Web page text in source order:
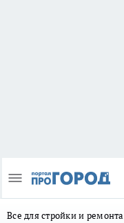
Все для стройки и ремонта